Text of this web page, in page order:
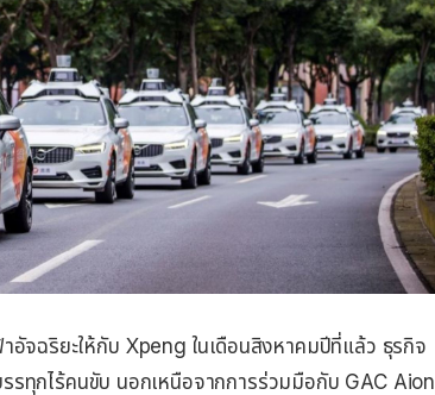
จฉริยะให้กับ Xpeng ในเดือนสิงหาคมปีที่แล้ว ธุรกิจ
รทุกไร้คนขับ นอกเหนือจากการร่วมมือกับ GAC Aion